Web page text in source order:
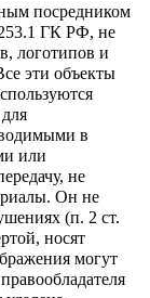
посредником
ГК РФ, не
логотипов и
эти объекты
в
или
не
Он не
(п. 2 ст.
носят
могут